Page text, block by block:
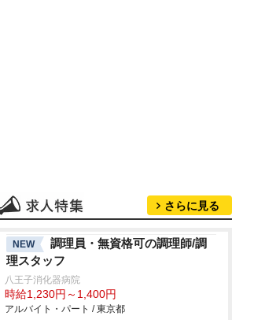
さらに見る
NEW
調理員・無資格可の調理師/調
理スタッフ
八王子消化器病院
時給1,230円～1,400円
アルバイト・パート / 東京都